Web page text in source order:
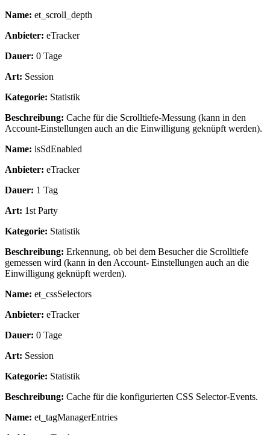
Name: et_scroll_depth
Anbieter: eTracker
Dauer: 0 Tage
Art: Session
Kategorie: Statistik
Beschreibung: Cache für die Scrolltiefe-Messung (kann in den
Account-Einstellungen auch an die Einwilligung geknüpft werden).
Name: isSdEnabled
Anbieter: eTracker
Dauer: 1 Tag
Art: 1st Party
Kategorie: Statistik
Beschreibung: Erkennung, ob bei dem Besucher die Scrolltiefe
gemessen wird (kann in den Account- Einstellungen auch an die
Einwilligung geknüpft werden).
Name: et_cssSelectors
Anbieter: eTracker
Dauer: 0 Tage
Art: Session
Kategorie: Statistik
Beschreibung: Cache für die konfigurierten CSS Selector-Events.
Name: et_tagManagerEntries